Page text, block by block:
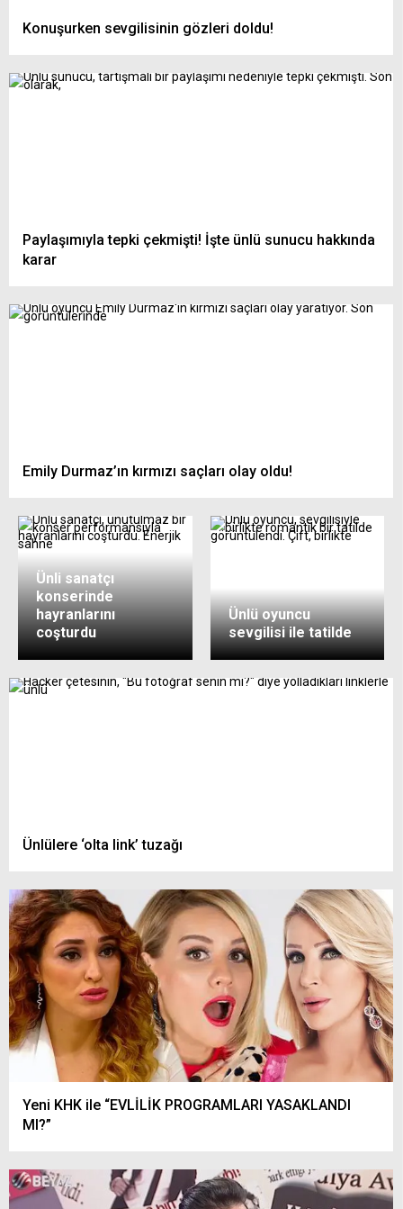
Konuşurken sevgilisinin gözleri doldu!
Paylaşımıyla tepki çekmişti! İşte ünlü sunucu hakkında
karar
Emily Durmaz’ın kırmızı saçları olay oldu!
Ünli sanatçı
konserinde
hayranlarını
coşturdu
Ünlü oyuncu
sevgilisi ile tatilde
Ünlülere ‘olta link’ tuzağı
Yeni KHK ile “EVLİLİK PROGRAMLARI YASAKLANDI
MI?”